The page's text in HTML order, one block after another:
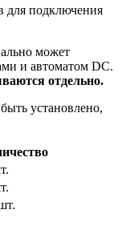
для подключения
может
и автоматом DC.
отдельно.
установлено,